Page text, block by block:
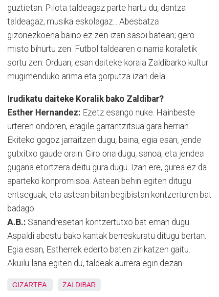
guztietan. Pilota taldeagaz parte hartu du, dantza
taldeagaz, musika eskolagaz... Abesbatza
gizonezkoena baino ez zen izan sasoi batean; gero
misto bihurtu zen. Futbol taldearen oinarria koraletik
sortu zen. Orduan, esan daiteke korala Zaldibarko kultur
mugimenduko arima eta gorputza izan dela.
Irudikatu daiteke Koralik bako Zaldibar?
Esther Hernandez: Ezetz esango nuke. Hainbeste
urteren ondoren, eragile garrantzitsua gara herrian.
Ekiteko gogoz jarraitzen dugu, baina, egia esan, jende
gutxitxo gaude orain. Giro ona dugu, sanoa, eta jendea
gugana etortzera deitu gura dugu. Izan ere, gurea ez da
aparteko konpromisoa. Astean behin egiten ditugu
entseguak, eta astean bitan begibistan kontzerturen bat
badago.
A.B.: Sanandresetan kontzertutxo bat eman dugu.
Aspaldi abestu bako kantak berreskuratu ditugu bertan.
Egia esan, Estherrek ederto baten zirikatzen gaitu.
Akuilu lana egiten du, taldeak aurrera egin dezan.
GIZARTEA ZALDIBAR